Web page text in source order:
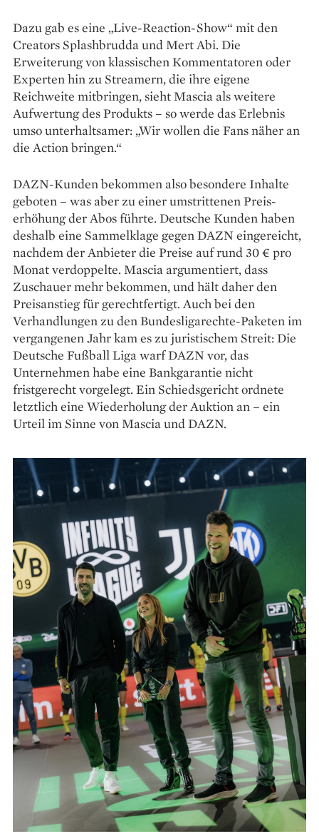
Dazu gab es eine „Live-Reaction-Show“ mit den
Creators Splashbrudda und Mert Abi. Die
Erweiterung von klassischen Kommentatoren oder
Experten hin zu Streamern, die ihre eigene
Reichweite mitbringen, sieht Mascia als weitere
Aufwertung des Produkts – so werde das Erlebnis
umso unterhaltsamer: „Wir wollen die Fans näher an
die Action bringen.“
DAZN-Kunden bekommen also besondere Inhalte
geboten – was aber zu einer umstrittenen Preis­
erhöhung der Abos führte. Deutsche Kunden haben
deshalb eine Sammelklage gegen DAZN eingereicht,
nachdem der Anbieter die Preise auf rund 30 € pro
Monat verdoppelte. Mascia argumentiert, dass
Zuschauer mehr bekommen, und hält daher den
Preisanstieg für gerechtfertigt. Auch bei den
Verhandlungen zu den Bundesligarechte-Paketen im
vergangenen Jahr kam es zu juristischem Streit: Die
Deutsche Fußball Liga warf DAZN vor, das
Unternehmen habe eine Bankgarantie nicht
fristgerecht vorgelegt. Ein Schiedsgericht ordnete
letztlich eine Wiederholung der Auktion an – ein
Urteil im Sinne von Mascia und DAZN.